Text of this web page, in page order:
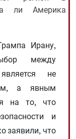
ли Америка
Ирану,
между
не
а явным
на то, что
и
заявили, что